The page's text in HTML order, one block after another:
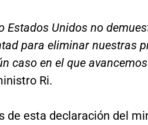
Estados Unidos no
para eliminar nuestras
caso en el que
Ri.
de esta declaración del